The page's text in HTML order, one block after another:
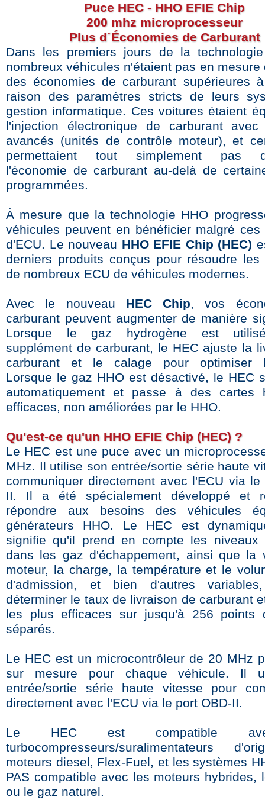
Puce HEC - HHO EFIE Chip
200 mhz microprocesseur
Plus d´Économies de Carburant
Dans les premiers jours de la
nombreux véhicules n'étaient pas en mesure
des économies de carburant supérieures
raison des paramètres stricts de leurs
gestion informatique. Ces voitures étaient
l'injection électronique de carburant
avancés (unités de contrôle moteur), et
permettaient tout simplement pas
l'économie de carburant au-delà de
programmées.
À mesure que la technologie HHO
véhicules peuvent en bénéficier malgré ces
d'ECU. Le nouveau HHO EFIE Chip (HEC)
derniers produits conçus pour résoudre les
de nombreux ECU de véhicules modernes.
Avec le nouveau HEC Chip, vos
carburant peuvent augmenter de manière
Lorsque le gaz hydrogène est
supplément de carburant, le HEC ajuste la
carburant et le calage pour optimiser
Lorsque le gaz HHO est désactivé, le HEC
automatiquement et passe à des cartes
efficaces, non améliorées par le HHO.
Qu'est-ce qu'un HHO EFIE Chip (HEC) ?
Le HEC est une puce avec un
MHz. Il utilise son entrée/sortie série haute
communiquer directement avec l'ECU via le
II. Il a été spécialement développé et
répondre aux besoins des véhicules
générateurs HHO. Le HEC est
signifie qu'il prend en compte les niveaux
dans les gaz d'échappement, ainsi que la
moteur, la charge, la température et le
d'admission, et bien d'autres
déterminer le taux de livraison de carburant
les plus efficaces sur jusqu'à 256 points
séparés.
Le HEC est un microcontrôleur de 20 MHz
sur mesure pour chaque véhicule. Il
entrée/sortie série haute vitesse pour
directement avec l'ECU via le port OBD-II.
Le HEC est compatible
turbocompresseurs/suralimentateurs
moteurs diesel, Flex-Fuel, et les systèmes
PAS compatible avec les moteurs hybrides,
ou le gaz naturel.